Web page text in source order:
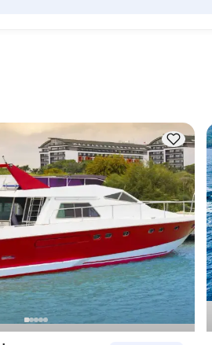
gilt die Tageskapazität.